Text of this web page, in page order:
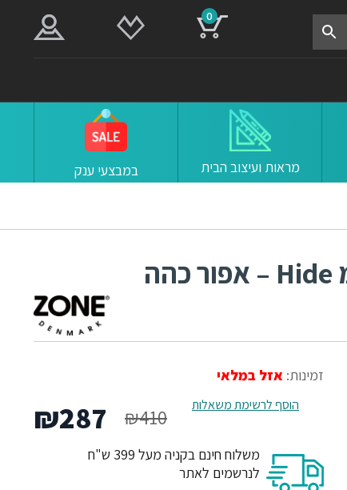
0
מראות ועיצוב הבית במבצעי ענק
סל כביסה לבד 37×37 ס"מ Hide – אפור כהה
זמינות: אזל במלאי
₪410
המחיר
המקורי
₪287 הוסף לרשימת משאלות
משלוח חינם בקניה מעל 399 ש"ח
לנרשמים לאתר